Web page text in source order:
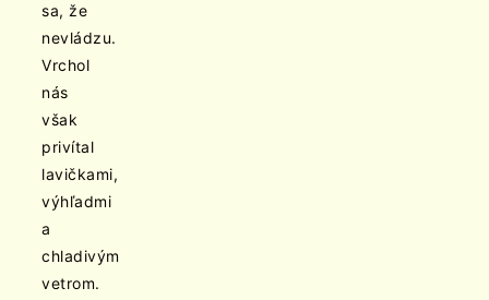
sa, že
nevládzu.
Vrchol
nás
však
privítal
lavičkami,
výhľadmi
a
chladivým
vetrom.